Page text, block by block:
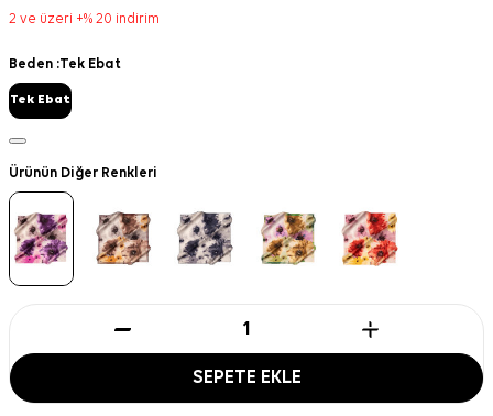
2 ve üzeri +% 20 indirim
Beden :Tek Ebat
Tek Ebat
Ürünün Diğer Renkleri
SEPETE EKLE